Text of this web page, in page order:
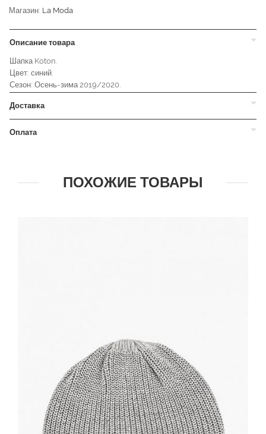
Магазин: La Moda
Описание товара
Шапка Koton.
Цвет: синий.
Сезон: Осень-зима 2019/2020.
Доставка
Оплата
ПОХОЖИЕ ТОВАРЫ